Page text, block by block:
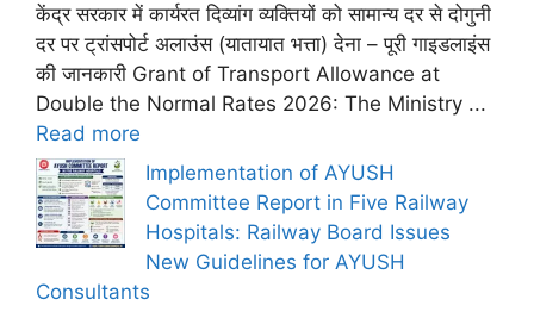
केंद्र सरकार में कार्यरत दिव्यांग व्यक्तियों को सामान्य दर से दोगुनी
दर पर ट्रांसपोर्ट अलाउंस (यातायात भत्ता) देना – पूरी गाइडलाइंस
की जानकारी Grant of Transport Allowance at
Double the Normal Rates 2026: The Ministry ...
Read more
Implementation of AYUSH
Committee Report in Five Railway
Hospitals: Railway Board Issues
New Guidelines for AYUSH
Consultants